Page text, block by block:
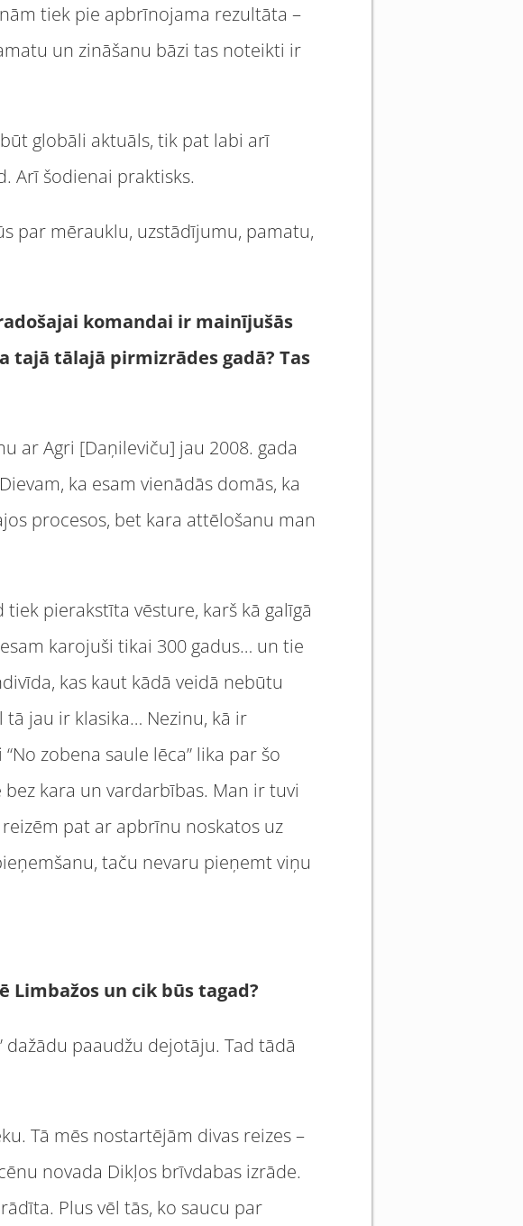
tiek pie apbrīnojama rezultāta –
un zināšanu bāzi tas noteikti ir
globāli aktuāls, tik pat labi arī
Arī šodienai praktisks.
par mērauklu, uzstādījumu, pamatu,
komandai ir mainījušās
tajā tālajā pirmizrādes gadā? Tas
ar Agri [Daņileviču] jau 2008. gada
ka esam vienādās domās, ka
procesos, bet kara attēlošanu man
pierakstīta vēsture, karš kā galīgā
karojuši tikai 300 gadus… un tie
kas kaut kādā veidā nebūtu
jau ir klasika… Nezinu, kā ir
zobena saule lēca” lika par šo
kara un vardarbības. Man ir tuvi
pat ar apbrīnu noskatos uz
taču nevaru pieņemt viņu
un cik būs tagad?
dažādu paaudžu dejotāju. Tad tādā
Tā mēs nostartējām divas reizes –
novada Dikļos brīvdabas izrāde.
Plus vēl tās, ko saucu par